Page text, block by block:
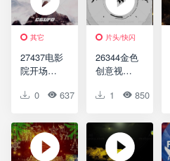
After
Effects
Resolve
其它
27437电影
院开场白
AE模板
Mountain I
Cinema
Opener
0 637 0 0
片头/快闪
26344金色
创意视频
版Golden
Opener
1 850